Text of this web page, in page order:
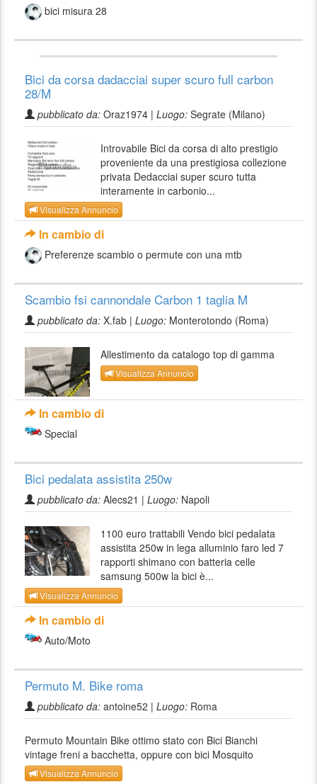
bici misura 28
Bici da corsa dadacciai super scuro full carbon
28/M
pubblicato da: Oraz1974 | Luogo: Segrate (Milano)
Introvabile Bici da corsa di alto prestigio
proveniente da una prestigiosa collezione
privata Dedacciai super scuro tutta
interamente in carbonio...
Visualizza Annuncio
In cambio di
Preferenze scambio o permute con una mtb
Scambio fsi cannondale Carbon 1 taglia M
pubblicato da: X.fab | Luogo: Monterotondo (Roma)
Allestimento da catalogo top di gamma
Visualizza Annuncio
In cambio di
Special
Bici pedalata assistita 250w
pubblicato da: Alecs21 | Luogo: Napoli
1100 euro trattabili Vendo bici pedalata
assistita 250w in lega alluminio faro led 7
rapporti shimano con batteria celle
samsung 500w la bici è...
Visualizza Annuncio
In cambio di
Auto/Moto
Permuto M. Bike roma
pubblicato da: antoine52 | Luogo: Roma
Permuto Mountain Bike ottimo stato con Bici Bianchi
vintage freni a bacchetta, oppure con bici Mosquito
Visualizza Annuncio